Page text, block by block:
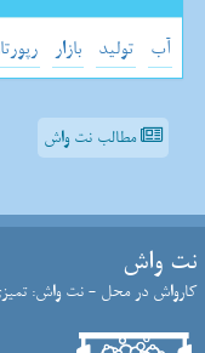
آب تولید بازار
مطالب نت واش
نت واش
کارواش در محل - نت واش: